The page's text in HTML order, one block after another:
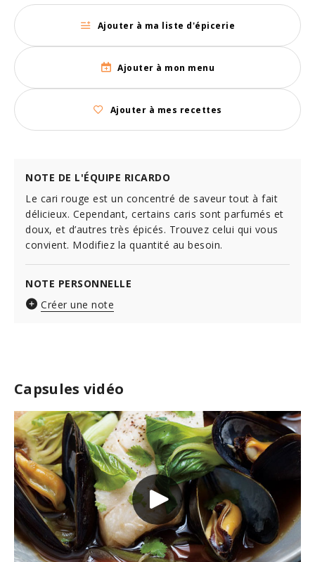
Capsules vidéo
Ajouter à ma liste d'épicerie
Ajouter à mon menu
Ajouter à mes recettes
NOTE DE L'ÉQUIPE RICARDO
Le cari rouge est un concentré de saveur tout à fait
délicieux. Cependant, certains caris sont parfumés et
doux, et d’autres très épicés. Trouvez celui qui vous
convient. Modifiez la quantité au besoin.
NOTE PERSONNELLE
Créer une note